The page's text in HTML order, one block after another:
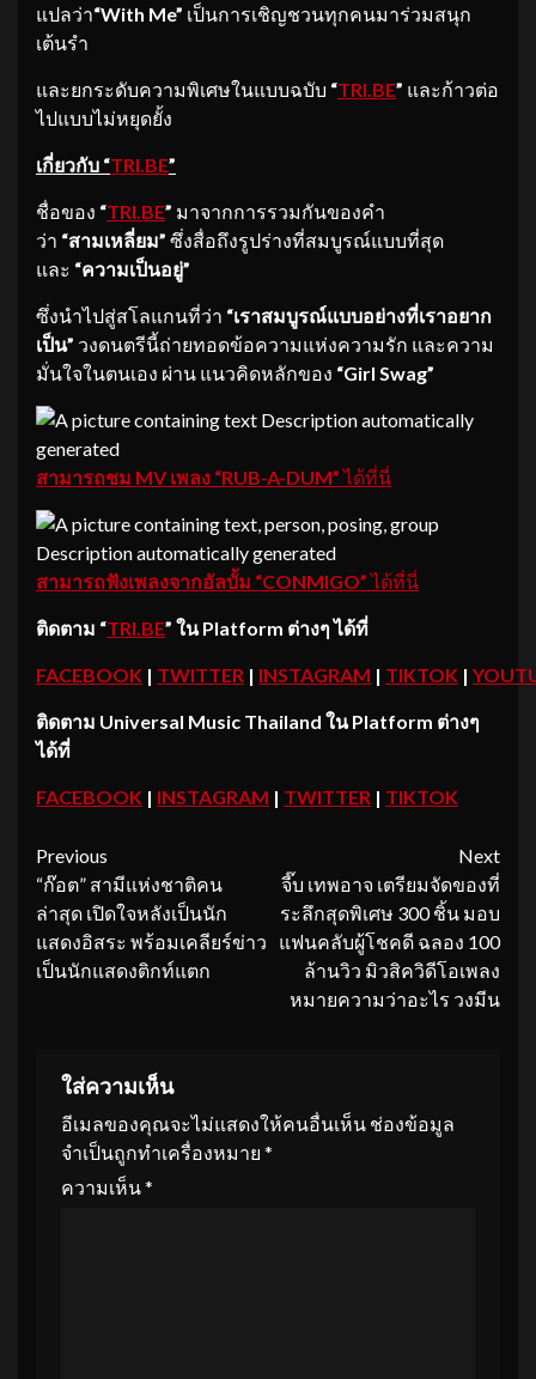
แปลว่า“With Me” เป็นการเชิญชวนทุกคนมาร่วมสนุก
เต้นรำ
และยกระดับความพิเศษในแบบฉบับ “TRI.BE” และก้าวต่อ
ไปแบบไม่หยุดยั้ง
เกี่ยวกับ “TRI.BE”
ชื่อของ “TRI.BE” มาจากการรวมกันของคำ
ว่า “สามเหลี่ยม” ซึ่งสื่อถึงรูปร่างที่สมบูรณ์แบบที่สุด
และ “ความเป็นอยู่”
ซึ่งนำไปสู่สโลแกนที่ว่า “เราสมบูรณ์แบบอย่างที่เราอยาก
เป็น” วงดนตรีนี้ถ่ายทอดข้อความแห่งความรัก และความ
มั่นใจในตนเอง ผ่าน แนวคิดหลักของ “Girl Swag”
สามารถชม MV เพลง “RUB-A-DUM”ได้ที่นี่
สามารถฟังเพลงจากอัลบั้ม “CONMIGO”ได้ที่นี่
ติดตาม “TRI.BE” ในPlatform ต่างๆ ได้ที่
FACEBOOK | TWITTER | INSTAGRAM | TIKTOK |
ติดตาม Universal Music Thailand ใน Platform ต่างๆ
ได้ที่
FACEBOOK | INSTAGRAM | TWITTER | TIKTOK
Continue
Reading
Previous
“ก๊อต” สามีแห่งชาติคน
ล่าสุด เปิดใจหลังเป็นนัก
แสดงอิสระ พร้อมเคลียร์ข่าว
เป็นนักแสดงติกท์แตก
Next
จี๊บ เทพอาจ เตรียมจัดของที่
ระลึกสุดพิเศษ 300 ชิ้น มอบ
แฟนคลับผู้โชคดี ฉลอง 100
ล้านวิว มิวสิควิดีโอเพลง
หมายความว่าอะไร วงมีน
ใส่ความเห็น
อีเมลของคุณจะไม่แสดงให้คนอื่นเห็น ช่องข้อมูล
จำเป็นถูกทำเครื่องหมาย *
ความเห็น*